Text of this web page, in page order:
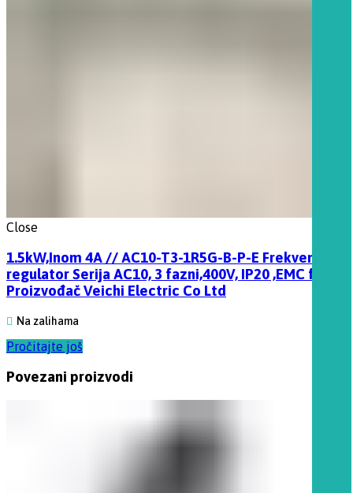
Close
1.5kW,Inom 4A // AC10-T3-1R5G-B-P-E Frekventni
regulator Serija AC10, 3 fazni,400V, IP20 ,EMC filter
Proizvođač Veichi Electric Co Ltd
Na zalihama
Pročitajte još
Povezani proizvodi